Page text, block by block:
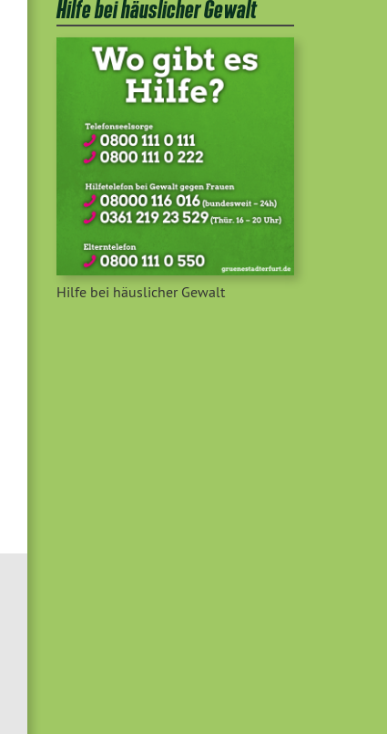
Hilfe bei häuslicher Gewalt
Hilfe bei häuslicher Gewalt